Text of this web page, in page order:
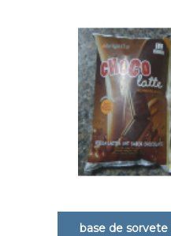
base de sorvete